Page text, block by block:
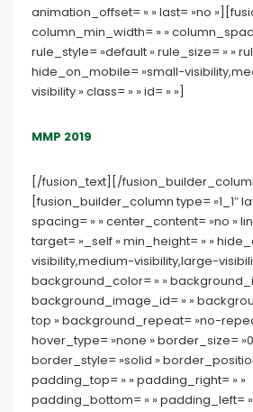
animation_offset= » » last= »no
column_min_width= » »
rule_style= »default » rule_size= » »
hide_on_mobile= »small-
visibility » class= » » id= » »]
MMP 2019
[/fusion_text][/
[fusion_builder_column type= »1_1″
spacing= » » center_content= »no »
target= »_self » min_height= » »
visibility,medium-visibility,large-
background_color= » »
background_image_id= » »
top » background_repeat= »no-
hover_type= »none » border_size=
border_style= »solid »
padding_top= » » padding_right= » »
padding_bottom= » » padding_left=